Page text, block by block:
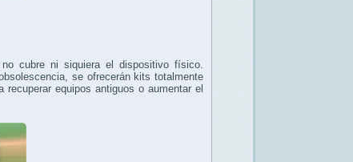
cubre ni siquiera el dispositivo físico.
se ofrecerán kits totalmente
equipos antiguos o aumentar el